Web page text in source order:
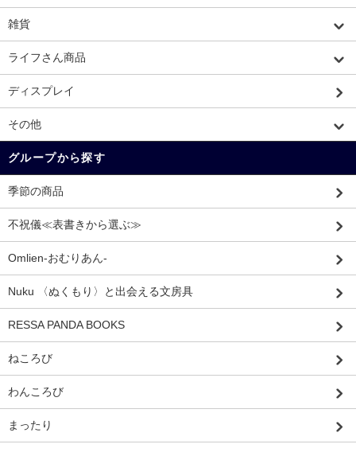
雑貨
ライフさん商品
ディスプレイ
その他
グループから探す
季節の商品
不祝儀≪表書きから選ぶ≫
Omlien-おむりあん-
Nuku 〈ぬくもり〉と出会える文房具
RESSA PANDA BOOKS
ねころび
わんころび
まったり